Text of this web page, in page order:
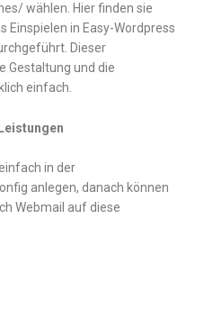
wählen. Hier finden sie
Einspielen in Easy-Wordpress
Dieser
Gestaltung und die
einfach.
in der
anlegen, danach können
Webmail auf diese